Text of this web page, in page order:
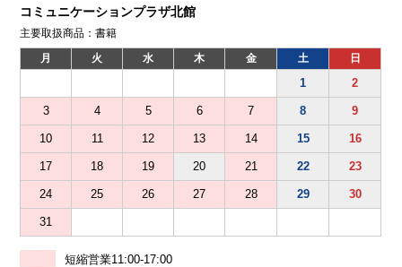
コミュニケーションプラザ北館
主要取扱商品：書籍
月 火 水 木 金 土 日
1 2
3 4 5 6 7 8 9
10 11 12 13 14 15 16
17 18 19 20 21 22 23
24 25 26 27 28 29 30
31
短縮営業11:00-17:00